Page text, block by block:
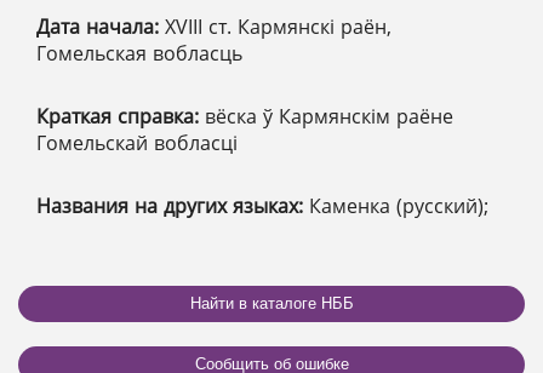
Дата начала: XVІІІ ст. Кармянскі раён,
Гомельская вобласць
Краткая справка: вёска ў Кармянскім раёне
Гомельскай вобласці
Названия на других языках: Каменка (русский);
Найти в каталоге НББ
Сообщить об ошибке